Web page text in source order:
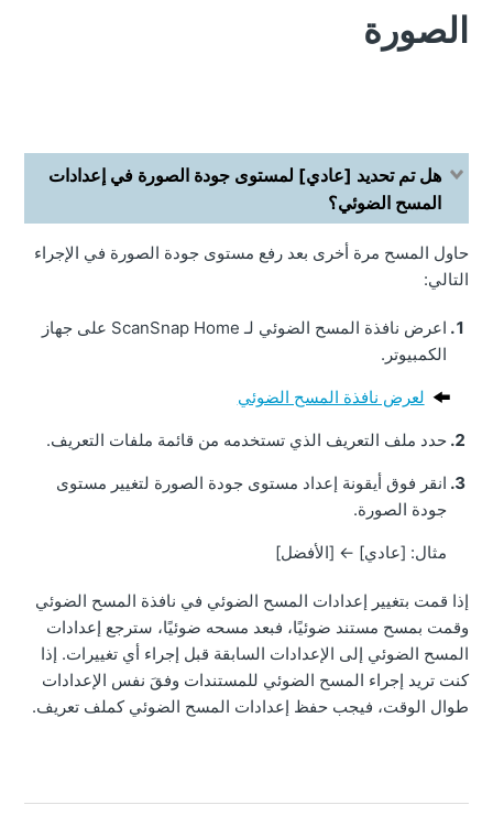
الصورة
هل تم تحديد [عادي] لمستوى جودة الصورة في إعدادات
المسح الضوئي؟
حاول المسح مرة أخرى بعد رفع مستوى جودة الصورة في الإجراء
التالي:
اعرض نافذة المسح الضوئي لـ ScanSnap Home على جهاز
الكمبيوتر.
لعرض نافذة المسح الضوئي
حدد ملف التعريف الذي تستخدمه من قائمة ملفات التعريف.
انقر فوق أيقونة إعداد مستوى جودة الصورة لتغيير مستوى
جودة الصورة.
مثال: [عادي] ← [الأفضل]
إذا قمت بتغيير إعدادات المسح الضوئي في نافذة المسح الضوئي
وقمت بمسح مستند ضوئيًا، فبعد مسحه ضوئيًا، سترجع إعدادات
المسح الضوئي إلى الإعدادات السابقة قبل إجراء أي تغييرات. إذا
كنت تريد إجراء المسح الضوئي للمستندات وفقَ نفس الإعدادات
طوال الوقت، فيجب حفظ إعدادات المسح الضوئي كملف تعريف.